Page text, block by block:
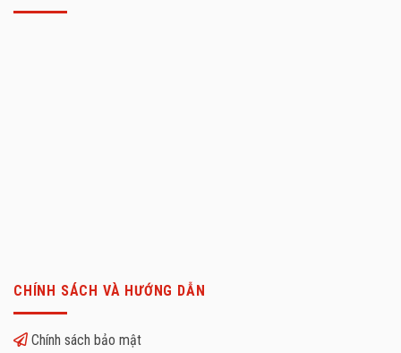
CHÍNH SÁCH VÀ HƯỚNG DẪN
Chính sách bảo mật